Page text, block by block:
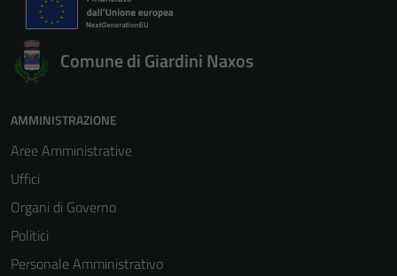
Comune di Giardini Naxos
AMMINISTRAZIONE
Aree Amministrative
Uffici
Organi di Governo
Politici
Personale Amministrativo